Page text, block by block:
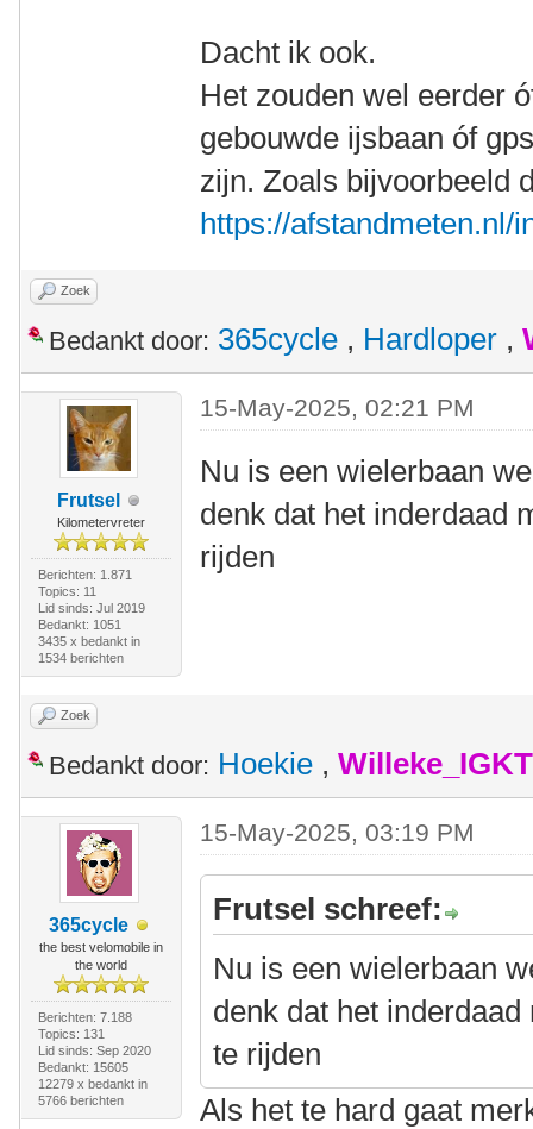
Dacht ik ook.
Het zouden wel eerder
gebouwde ijsbaan óf
zijn. Zoals bijvoorbeeld
https://afstandmeten.nl/
Zoek
Bedankt door: 365cycle , Hardloper ,
Frutsel
Kilometervreter
Berichten: 1.871
Topics: 11
Lid sinds: Jul 2019
Bedankt: 1051
3435 x bedankt in
1534 berichten
15-May-2025, 02:21 PM
Nu is een wielerbaan
denk dat het inderdaad
rijden
Zoek
Bedankt door: Hoekie , Willeke_IGKT
365cycle
the best velomobile in
the world
Berichten: 7.188
Topics: 131
Lid sinds: Sep 2020
Bedankt: 15605
12279 x bedankt in
5766 berichten
15-May-2025, 03:19 PM
Frutsel schreef:
Nu is een wielerbaan
denk dat het
te rijden
Als het te hard gaat